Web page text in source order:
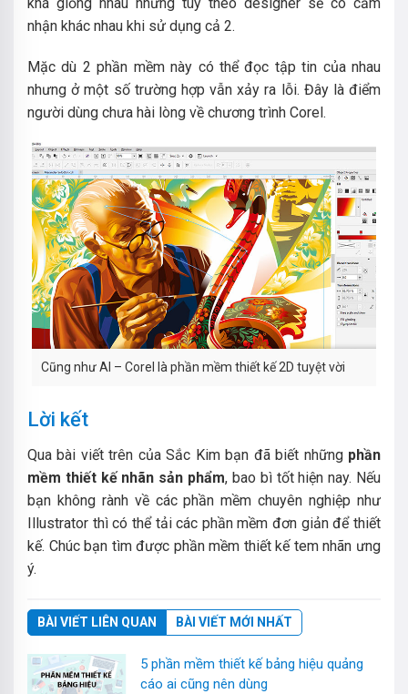
nhận khác nhau khi sử dụng cả 2.
Mặc dù 2 phần mềm này có thể đọc tập tin của nhau
nhưng ở một số trường hợp vẫn xảy ra lỗi. Đây là điểm
người dùng chưa hài lòng về chương trình Corel.
Cũng như AI – Corel là phần mềm thiết kế 2D tuyệt vời
Lời kết
Qua bài viết trên của Sắc Kim bạn đã biết những phần
mềm thiết kế nhãn sản phẩm, bao bì tốt hiện nay. Nếu
bạn không rành về các phần mềm chuyên nghiệp như
Illustrator thì có thể tải các phần mềm đơn giản để thiết
kế. Chúc bạn tìm được phần mềm thiết kế tem nhãn ưng
ý.
BÀI VIẾT LIÊN QUAN BÀI VIẾT MỚI NHẤT
5 phần mềm thiết kế bảng hiệu quảng
cáo ai cũng nên dùng